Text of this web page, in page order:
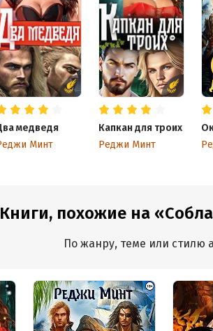
медведя
Минт
Капкан для троих
Реджи Минт
Книги, похожие на
По жанру, теме или стилю